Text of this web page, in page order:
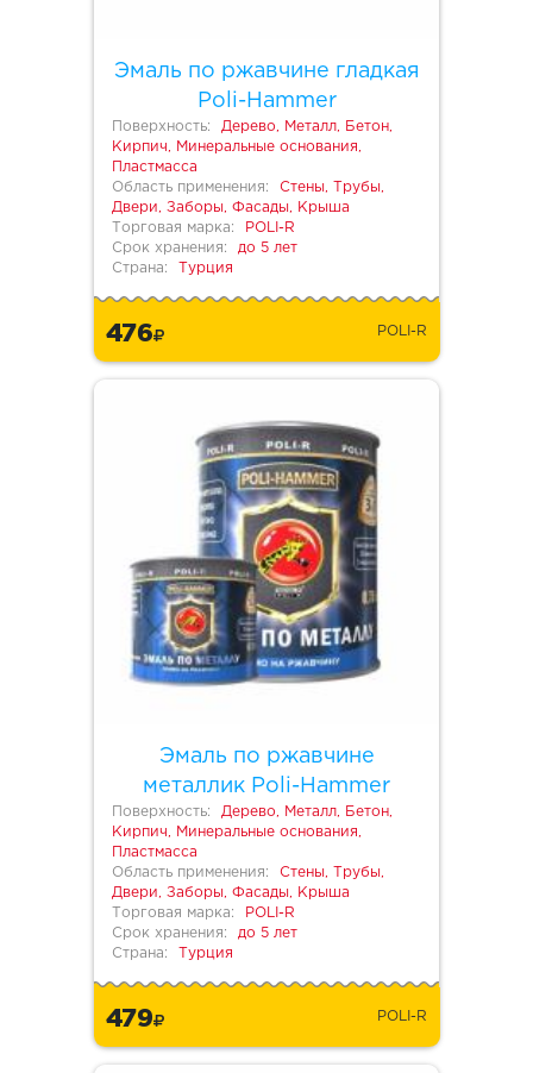
Эмаль по ржавчине гладкая
Poli-Hammer
Поверхность:
Дерево, Металл, Бетон,
Кирпич, Минеральные основания,
Пластмасса
Область применения:
Стены, Трубы,
Двери, Заборы, Фасады, Крыша
Торговая марка:
POLI-R
Срок хранения:
до 5 лет
Страна:
Турция
476 POLI-R
Эмаль по ржавчине
металлик Poli-Hammer
Поверхность:
Дерево, Металл, Бетон,
Кирпич, Минеральные основания,
Пластмасса
Область применения:
Стены, Трубы,
Двери, Заборы, Фасады, Крыша
Торговая марка:
POLI-R
Срок хранения:
до 5 лет
Страна:
Турция
479 POLI-R